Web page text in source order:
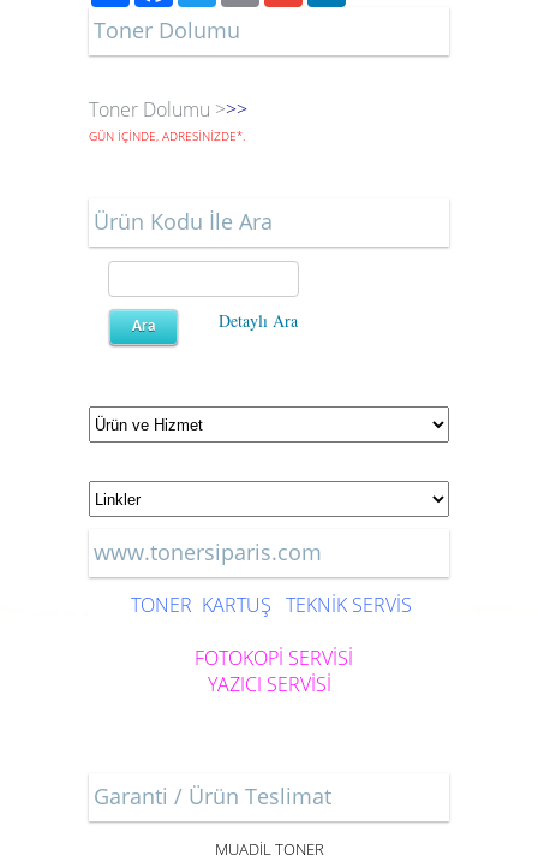
Toner Dolumu
Toner Dolumu >>>
GÜN İÇİNDE, ADRESİNİZDE*.
Ürün Kodu İle Ara
Detaylı Ara
www.tonersiparis.com
TONER KARTUŞ TEKNİK SERVİS
FOTOKOPİ SERVİSİ
YAZICI SERVİSİ
Garanti / Ürün Teslimat
MUADİL TONER